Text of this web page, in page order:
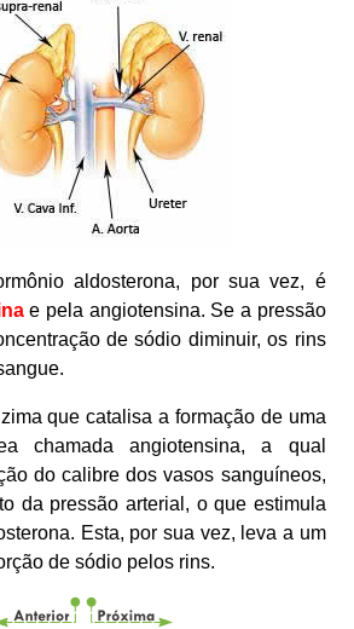
aldosterona, por sua vez, é
e pela angiotensina. Se a pressão
de sódio diminuir, os rins
que catalisa a formação de uma
chamada angiotensina, a qual
do calibre dos vasos sanguíneos,
da pressão arterial, o que estimula
Esta, por sua vez, leva a um
de sódio pelos rins.